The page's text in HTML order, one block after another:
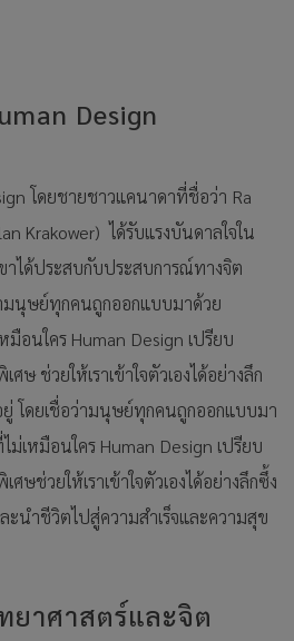
Design
โดยชายชาวแคนาดาที่ชื่อว่า Ra
Krakower) ได้รับแรงบันดาลใจใน
าได้ประสบกับประสบการณ์ทางจิต
นุษย์ทุกคนถูกออกแบบมาด้วย
อนใคร Human Design เปรียบ
ษ ช่วยให้เราเข้าใจตัวเองได้อย่างลึก
โดยเชื่อว่ามนุษย์ทุกคนถูกออกแบบมา
เหมือนใคร Human Design เปรียบ
ษช่วยให้เราเข้าใจตัวเองได้อย่างลึกซึ้ง
นำชีวิตไปสู่ความสำเร็จและความสุข
ยาศาสตร์และจิต